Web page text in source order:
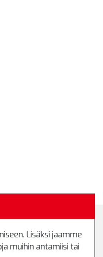
Lisäksi jaamme
muihin antamiisi tai